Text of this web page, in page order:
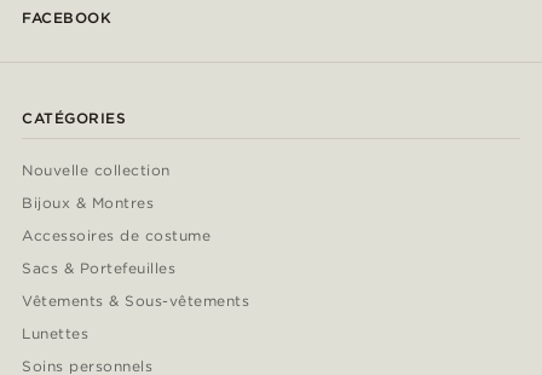
FACEBOOK
CATÉGORIES
Nouvelle collection
Bijoux & Montres
Accessoires de costume
Sacs & Portefeuilles
Vêtements & Sous-vêtements
Lunettes
Soins personnels